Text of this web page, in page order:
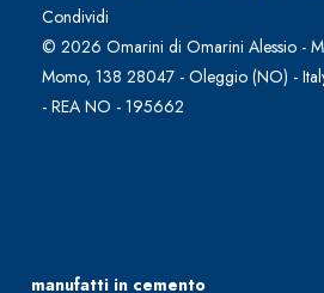
Condividi
© 2026 Omarini di Omarini Alessio -
Momo, 138 28047 - Oleggio (NO) -
- REA NO - 195662
manufatti in cemento